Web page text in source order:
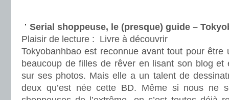
Serial shoppeuse, le (presque) guide –
Plaisir de lecture : Livre à découvrir
Tokyobanhbao est reconnue avant tout pour être
beaucoup de filles de rêver en lisant son blog et
sur ses photos. Mais elle a un talent de
deux qu’est née cette BD. Même si nous ne